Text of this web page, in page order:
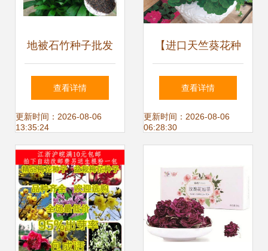
地被石竹种子批发
优质商家置顶推荐
产品
查看详情
更新时间：2026-08-06
13:35:24
【进口天竺葵花种
子】最新最全进口
天竺葵花种子 产品
查看详情
更新时间：2026-08-06
06:28:30